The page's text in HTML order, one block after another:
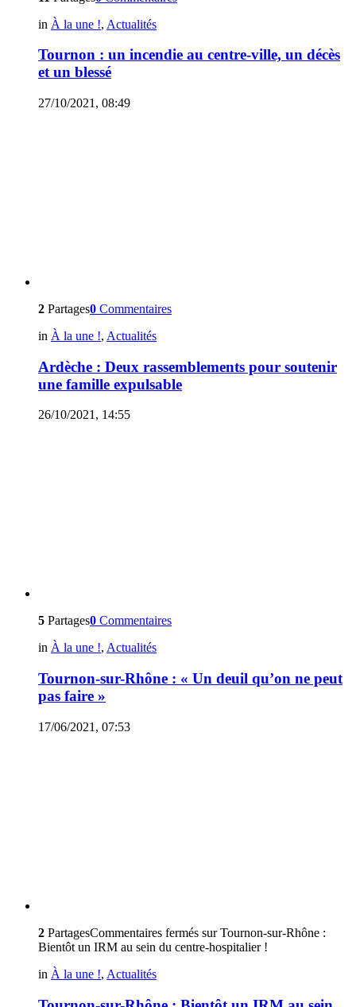
in À la une !, Actualités
Tournon : un incendie au centre-ville, un décès
et un blessé
27/10/2021, 08:49
2 Partages0 Commentaires
in À la une !, Actualités
Ardèche : Deux rassemblements pour soutenir
une famille expulsable
26/10/2021, 14:55
5 Partages0 Commentaires
in À la une !, Actualités
Tournon-sur-Rhône : « Un deuil qu’on ne peut
pas faire »
17/06/2021, 07:53
2 PartagesCommentaires fermés sur Tournon-sur-Rhône :
Bientôt un IRM au sein du centre-hospitalier !
in À la une !, Actualités